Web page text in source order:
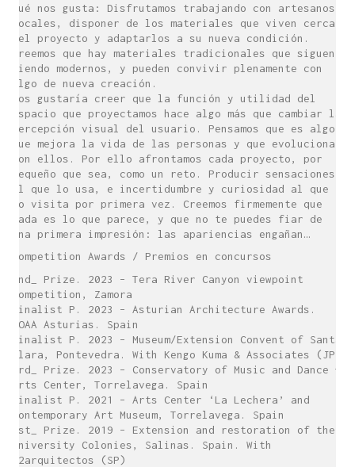
Qué nos gusta: Disfrutamos trabajando con artesanos
locales, disponer de los materiales que viven cerca
del proyecto y adaptarlos a su nueva condición.
Creemos que hay materiales tradicionales que siguen
siendo modernos, y pueden convivir plenamente con
algo de nueva creación.
Nos gustaría creer que la función y utilidad del
espacio que proyectamos hace algo más que cambiar la
percepción visual del usuario. Pensamos que es algo
que mejora la vida de las personas y que evoluciona
con ellos. Por ello afrontamos cada proyecto, por
pequeño que sea, como un reto. Producir sensaciones
al que lo usa, e incertidumbre y curiosidad al que
lo visita por primera vez. Creemos firmemente que
nada es lo que parece, y que no te puedes fiar de
una primera impresión: las apariencias engañan…
Competition Awards / Premios en concursos
2nd_ Prize. 2023 – Tera River Canyon viewpoint
Competition, Zamora
Finalist P. 2023 – Asturian Architecture Awards.
COAA Asturias. Spain
Finalist P. 2023 – Museum/Extension Convent of Santa
Clara, Pontevedra. With Kengo Kuma & Associates (JP)
3rd_ Prize. 2023 – Conservatory of Music and Dance +
Arts Center, Torrelavega. Spain
Finalist P. 2021 – Arts Center ‘La Lechera’ and
Contemporary Art Museum, Torrelavega. Spain
1st_ Prize. 2019 – Extension and restoration of the
University Colonies, Salinas. Spain. With
Z2arquitectos (SP)